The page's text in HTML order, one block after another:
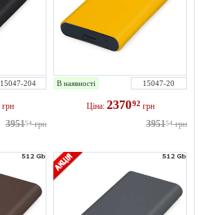
15047-204
грн
395154 грн
В наявності 15047-20
Ціна: 237092 грн
395154 грн